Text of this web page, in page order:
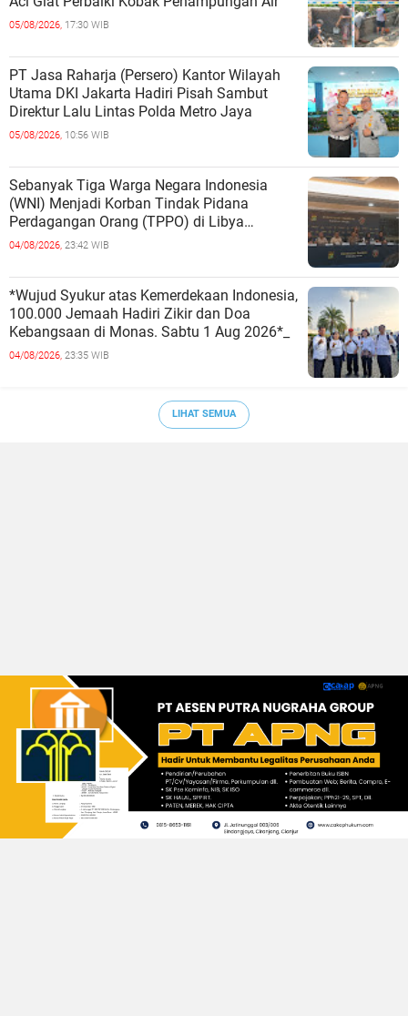
05/08/2026, 17:30 WIB
PT Jasa Raharja (Persero) Kantor Wilayah
Utama DKI Jakarta Hadiri Pisah Sambut
Direktur Lalu Lintas Polda Metro Jaya
05/08/2026, 10:56 WIB
Sebanyak Tiga Warga Negara Indonesia
(WNI) Menjadi Korban Tindak Pidana
Perdagangan Orang (TPPO) di Libya
Berhasil Dipulangkan Ke - Indonesia. Mereka
04/08/2026, 23:42 WIB
*Wujud Syukur atas Kemerdekaan Indonesia,
100.000 Jemaah Hadiri Zikir dan Doa
Kebangsaan di Monas. Sabtu 1 Aug 2026*_
04/08/2026, 23:35 WIB
LIHAT SEMUA